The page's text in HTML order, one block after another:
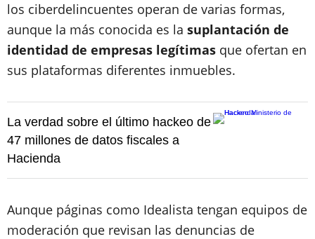
los ciberdelincuentes operan de varias formas,
aunque la más conocida es la suplantación de
identidad de empresas legítimas que ofertan en
sus plataformas diferentes inmuebles.
La verdad sobre el último hackeo de
47 millones de datos fiscales a
Hacienda
Aunque páginas como Idealista tengan equipos de
moderación que revisan las denuncias de